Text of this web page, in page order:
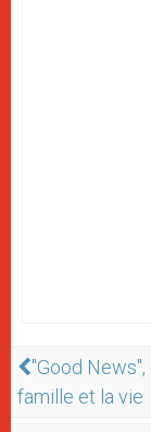
"Good
famille et la vie